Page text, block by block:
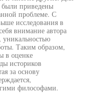
приведены
проблеме. С
исследования в
внимание автора
Таким образом,
в оценке
историков
за основу
философами.